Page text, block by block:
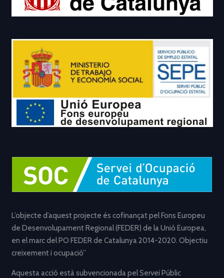
L’objecte d’aquest projecte és cofinançat pel Fons Europeu
de Desenvolupament Regional (FEDER) de la Unió Europea,
en el marc del PO FEDER de Catalunya 2014-2020. Objectiu
creixement i ocupació”
Aquesta acció està subvencionada pel Servei Públic